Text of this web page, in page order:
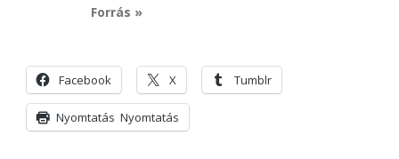
Forrás »
Facebook X Tumblr
Nyomtatás Nyomtatás